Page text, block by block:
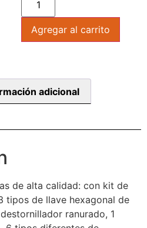
Agregar al carrito
adicional
de alta calidad: con kit de
tipos de llave hexagonal de
ranurado, 1